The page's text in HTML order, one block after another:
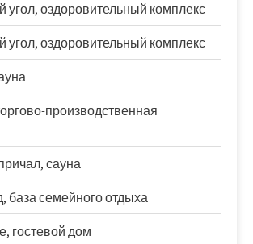
угол, оздоровительный комплекс
угол, оздоровительный комплекс
производственная
сауна
база семейного отдыха
гостевой дом